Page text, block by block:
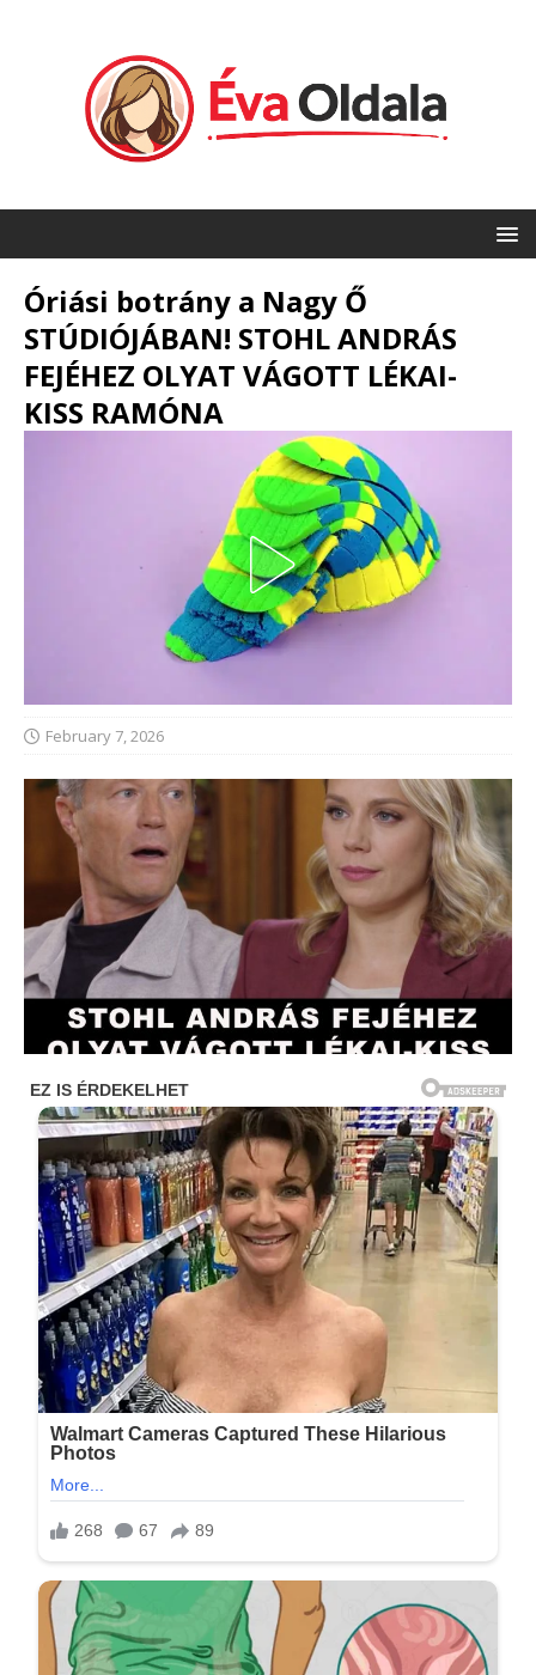
Óriási botrány a Nagy Ő
STÚDIÓJÁBAN! STOHL ANDRÁS
FEJÉHEZ OLYAT VÁGOTT LÉKAI-
KISS RAMÓNA
February 7, 2026